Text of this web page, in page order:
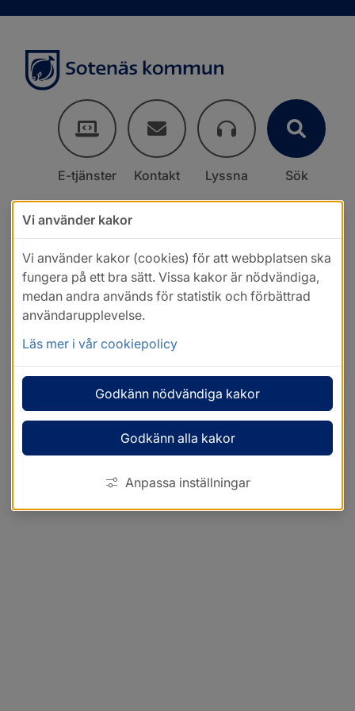
E-tjänster Kontakt Lyssna Sök
Vi använder kakor
Vi använder kakor (cookies) för att webbplatsen ska
fungera på ett bra sätt. Vissa kakor är nödvändiga,
medan andra används för statistik och förbättrad
användarupplevelse.
Läs mer i vår cookiepolicy
Godkänn nödvändiga kakor
Godkänn alla kakor
Anpassa inställningar